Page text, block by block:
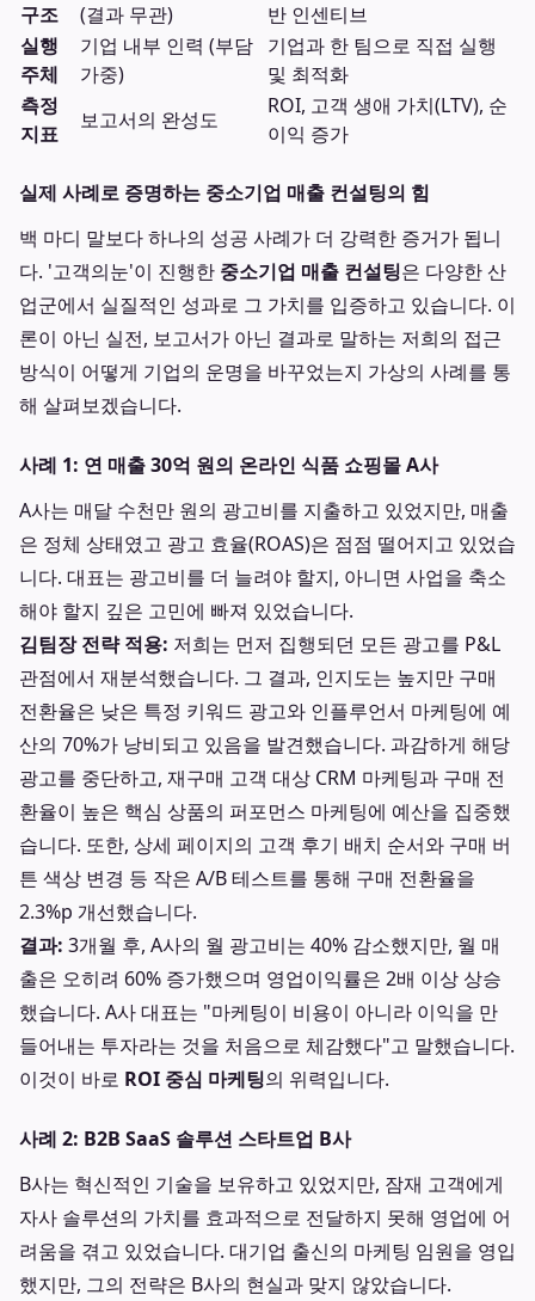
구조
(결과 무관)
반 인센티브
실행
주체
기업 내부 인력 (부담
가중)
기업과 한 팀으로 직접 실행
및 최적화
측정
지표
보고서의 완성도
ROI, 고객 생애 가치(LTV), 순
이익 증가
실제 사례로 증명하는 중소기업 매출 컨설팅의 힘
백 마디 말보다 하나의 성공 사례가 더 강력한 증거가 됩니
다. '고객의눈'이 진행한 중소기업 매출 컨설팅은 다양한 산
업군에서 실질적인 성과로 그 가치를 입증하고 있습니다. 이
론이 아닌 실전, 보고서가 아닌 결과로 말하는 저희의 접근
방식이 어떻게 기업의 운명을 바꾸었는지 가상의 사례를 통
해 살펴보겠습니다.
사례 1: 연 매출 30억 원의 온라인 식품 쇼핑몰 A사
A사는 매달 수천만 원의 광고비를 지출하고 있었지만, 매출
은 정체 상태였고 광고 효율(ROAS)은 점점 떨어지고 있었습
니다. 대표는 광고비를 더 늘려야 할지, 아니면 사업을 축소
해야 할지 깊은 고민에 빠져 있었습니다.
김팀장 전략 적용: 저희는 먼저 집행되던 모든 광고를 P&L
관점에서 재분석했습니다. 그 결과, 인지도는 높지만 구매
전환율은 낮은 특정 키워드 광고와 인플루언서 마케팅에 예
산의 70%가 낭비되고 있음을 발견했습니다. 과감하게 해당
광고를 중단하고, 재구매 고객 대상 CRM 마케팅과 구매 전
환율이 높은 핵심 상품의 퍼포먼스 마케팅에 예산을 집중했
습니다. 또한, 상세 페이지의 고객 후기 배치 순서와 구매 버
튼 색상 변경 등 작은 A/B 테스트를 통해 구매 전환율을
2.3%p 개선했습니다.
결과: 3개월 후, A사의 월 광고비는 40% 감소했지만, 월 매
출은 오히려 60% 증가했으며 영업이익률은 2배 이상 상승
했습니다. A사 대표는 "마케팅이 비용이 아니라 이익을 만
들어내는 투자라는 것을 처음으로 체감했다"고 말했습니다.
이것이 바로 ROI 중심 마케팅의 위력입니다.
사례 2: B2B SaaS 솔루션 스타트업 B사
B사는 혁신적인 기술을 보유하고 있었지만, 잠재 고객에게
자사 솔루션의 가치를 효과적으로 전달하지 못해 영업에 어
려움을 겪고 있었습니다. 대기업 출신의 마케팅 임원을 영입
했지만, 그의 전략은 B사의 현실과 맞지 않았습니다.